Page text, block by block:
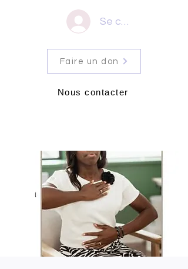
Se connecter
Faire un don
Nous contacter